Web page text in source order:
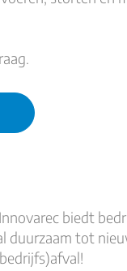
biedt
duurzaam tot